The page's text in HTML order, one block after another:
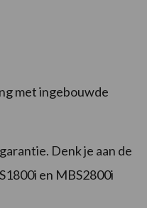
met ingebouwde
Denk je aan de
en MBS2800i